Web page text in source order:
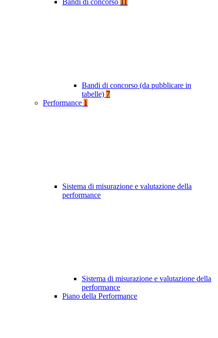
Bandi di concorso 11
Bandi di concorso (da pubblicare in
tabelle) 7
Performance 1
Sistema di misurazione e valutazione della
performance
Sistema di misurazione e valutazione della
performance
Piano della Performance